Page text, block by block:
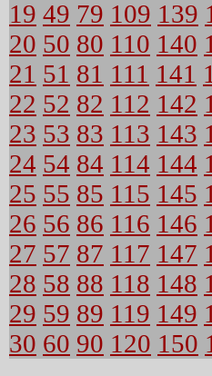
19 49 79 109 139
20 50 80 110 140
21 51 81 111 141
22 52 82 112 142
23 53 83 113 143
24 54 84 114 144
25 55 85 115 145
26 56 86 116 146
27 57 87 117 147
28 58 88 118 148
29 59 89 119 149
30 60 90 120 150